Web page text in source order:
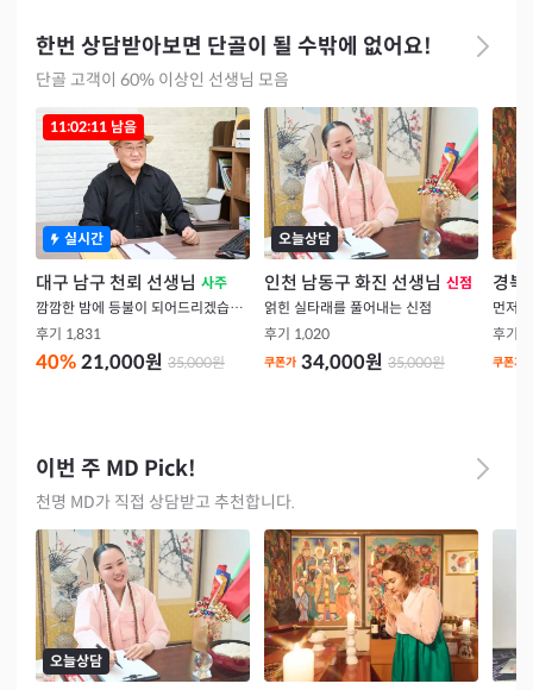
한번 상담받아보면 단골이 될 수밖에 없어요!
단골 고객이 60% 이상인 선생님 모음
11:02:10 남음
실시간
대구 남구 천뢰 선생님 사주
깜깜한 밤에 등불이 되어드리겠습니다
후기 1,831
40%21,000원 35,000원
오늘상담
인천 남동구 화진 선생님 신점
얽힌 실타래를 풀어내는 신점
후기 1,020
쿠폰가 34,000원 35,000원
경북
먼저
후기
쿠폰가
이번 주 MD Pick!
천명 MD가 직접 상담받고 추천합니다.
오늘상담